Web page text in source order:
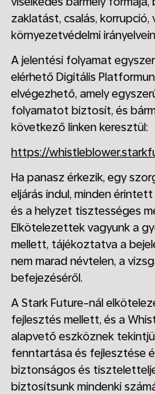
zaklatást, csalás,
környezetvédelmi
A jelentési folyamat
elérhető Digitális
elvégezhető, amely
folyamatot biztosít, és
következő linken keresztül:
https://
Ha panasz érkezik, egy
eljárás indul, minden
és a helyzet tisztességes
Elkötelezettek vagyunk a
mellett, tájékoztatva a
nem marad névtelen, a
befejezéséről.
A Stark Future-nál
fejlesztés mellett, és a
alapvető eszköznek
fenntartása és fejlesztése
biztonságos és
biztosítsunk mindenki